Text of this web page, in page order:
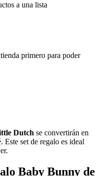
a una lista
primero para poder
Dutch se convertirán en
Este set de regalo es ideal
Baby Bunny de